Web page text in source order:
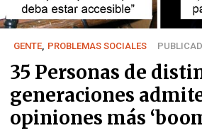
GENTE PROBLEMAS SOCIALES
35 Personas de
generaciones
opiniones más